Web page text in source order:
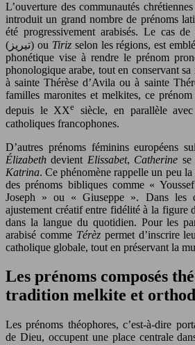
L’ouverture des communautés
introduit un grand nombre de prénoms
été progressivement arabisés. Le cas de
(تيريز) ou Tirizselon les régions, est
phonétique vise à rendre le prénom
phonologique arabe, tout en conservant
à sainte Thérèse d’Avila ou à sainte
familles maronites et melkites, ce
depuis le XXe siècle, en parallèle
catholiques francophones.
D’autres prénoms féminins européens
Élizabeth devient Elissabet, Catherine se
Katrina. Ce phénomène rappelle un peu
des prénoms bibliques comme «
Joseph » ou « Giuseppe ». Dans les
ajustement créatif entre fidélité à la figure
dans la langue du quotidien. Pour les
arabisé comme Térèzpermet d’inscrire
catholique globale, tout en préservant la
Les prénoms composés
tradition melkite et
Les prénoms théophores, c’est-à-dire
de Dieu, occupent une place centrale